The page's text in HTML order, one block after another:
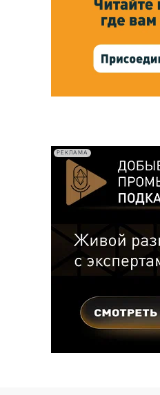
РЕКЛАМА